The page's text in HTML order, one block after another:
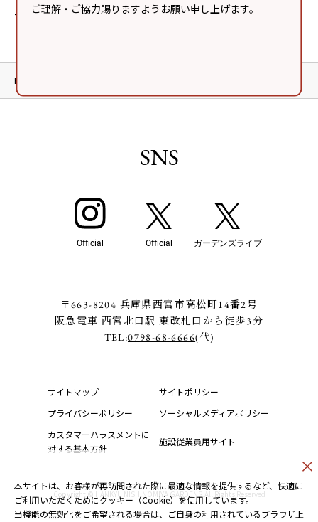
ご理解・ご協力賜りますようお願い申し上げます。
本サイトは、お客様が再訪問された際に最適な情報を提供するなど、快適に
ご利用いただくためにクッキー（Cookie）を使用しています。
当機能の無効化をご希望される場合は、ご自身の利用されているブラウザ上
Tweets by gardens_live
HOME
SNS
Official Official ガーデンズライブ
〒663-8204 兵庫県西宮市高松町14番2号
阪急電車 西宮北口駅 東改札口から徒歩3分
TEL:0798-68-6666(代)
サイトマップ
サイトポリシー
プライバシーポリシー
ソーシャルメディアポリシー
カスタマーハラスメントに
対する基本方針
施設従業員用サイト
Copyright © HANKYU NISHINOMIYA GARDENS.All Rights Reserved